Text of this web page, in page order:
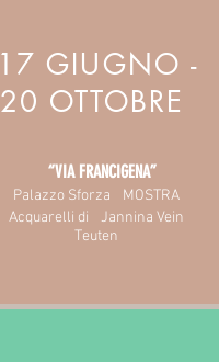
17 GIUGNO -
20 OTTOBRE
“VIA FRANCIGENA”
Palazzo Sforza MOSTRA
Acquarelli di Jannina Vein
Teuten